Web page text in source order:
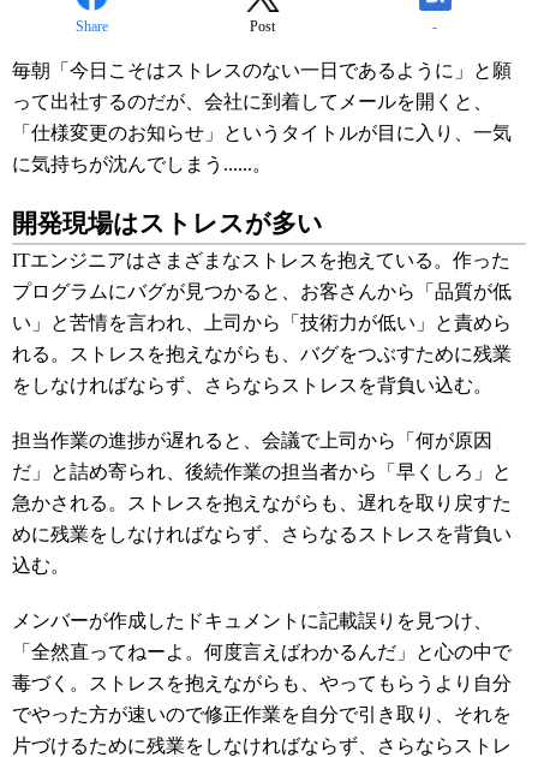
Share Post -
毎朝「今日こそはストレスのない一日であるように」と願
って出社するのだが、会社に到着してメールを開くと、
「仕様変更のお知らせ」というタイトルが目に入り、一気
に気持ちが沈んでしまう......。
開発現場はストレスが多い
ITエンジニアはさまざまなストレスを抱えている。作った
プログラムにバグが見つかると、お客さんから「品質が低
い」と苦情を言われ、上司から「技術力が低い」と責めら
れる。ストレスを抱えながらも、バグをつぶすために残業
をしなければならず、さらならストレスを背負い込む。
担当作業の進捗が遅れると、会議で上司から「何が原因
だ」と詰め寄られ、後続作業の担当者から「早くしろ」と
急かされる。ストレスを抱えながらも、遅れを取り戻すた
めに残業をしなければならず、さらなるストレスを背負い
込む。
メンバーが作成したドキュメントに記載誤りを見つけ、
「全然直ってねーよ。何度言えばわかるんだ」と心の中で
毒づく。ストレスを抱えながらも、やってもらうより自分
でやった方が速いので修正作業を自分で引き取り、それを
片づけるために残業をしなければならず、さらならストレ